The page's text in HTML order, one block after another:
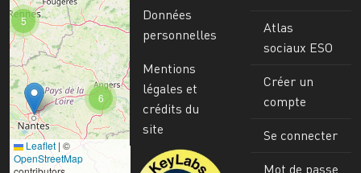
6
5
Leaflet | ©
OpenStreetMap
Données
personnelles
Mentions
légales et
crédits du
site
Image
Atlas
sociaux ESO
Créer un
compte
Se connecter
Mot de passe